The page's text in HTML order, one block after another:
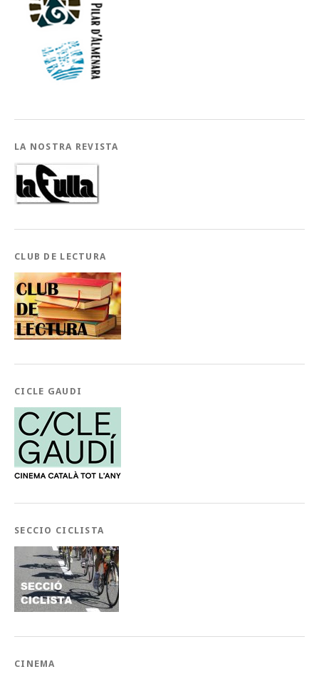
LA NOSTRA REVISTA
CLUB DE LECTURA
CICLE GAUDI
SECCIO CICLISTA
CINEMA